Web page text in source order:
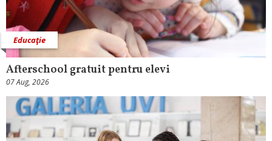
Educaţie
Afterschool gratuit pentru elevi
07 Aug, 2026